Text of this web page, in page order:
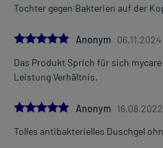
Tochter gegen Bakterien auf der
5.0Anonym 06.11.2024
Das Produkt Sprich für sich
Leistung Verhältnis.
5.0Anonym 16.08.2022
Tolles antibakterielles Duschgel